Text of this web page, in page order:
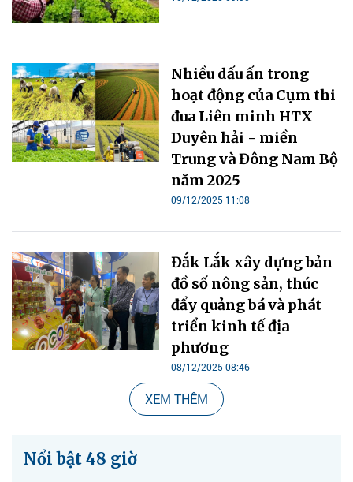
Nhiều dấu ấn trong
hoạt động của Cụm thi
đua Liên minh HTX
Duyên hải - miền
Trung và Đông Nam Bộ
năm 2025
09/12/2025 11:08
Đắk Lắk xây dựng bản
đồ số nông sản, thúc
đẩy quảng bá và phát
triển kinh tế địa
phương
08/12/2025 08:46
XEM THÊM
Nổi bật 48 giờ